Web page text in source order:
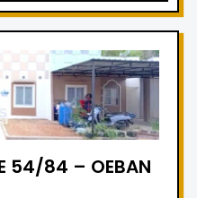
54/84 – OEBAN